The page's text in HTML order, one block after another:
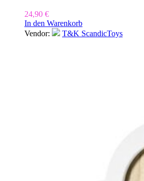
24,90 €
In den Warenkorb
Vendor:
T&K ScandicToys